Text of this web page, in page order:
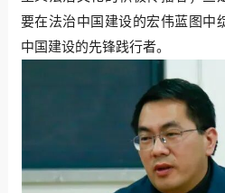
要在法治中国建设的宏伟蓝图中
中国建设的先锋践行者。